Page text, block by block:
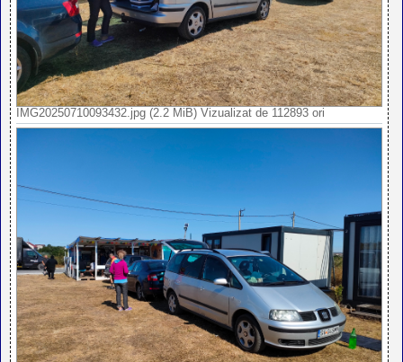
IMG20250710093432.jpg (2.2 MiB) Vizualizat de 112893 ori